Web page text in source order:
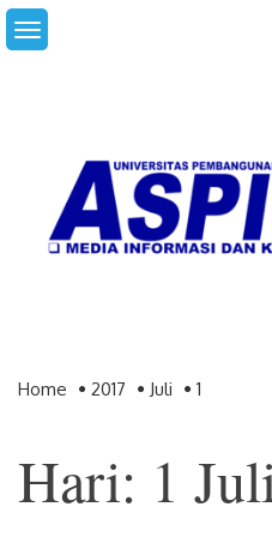
Skip
to
Home 2017 Juli 1
Hari: 1